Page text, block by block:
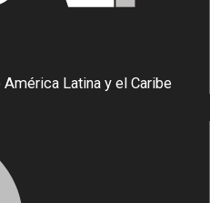
Latina y el Caribe